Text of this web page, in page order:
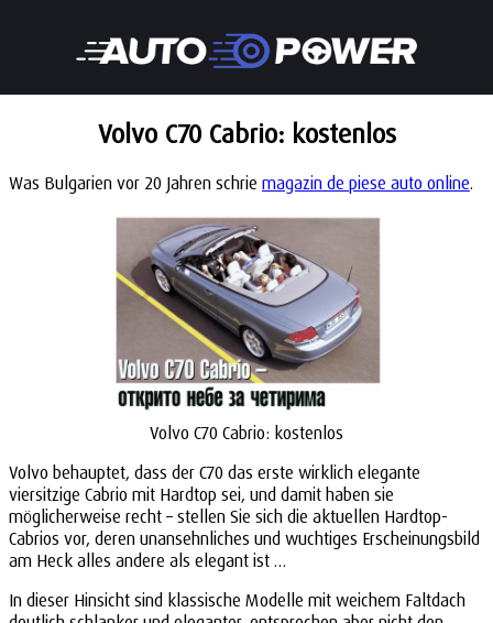
Volvo C70 Cabrio: kostenlos
Was Bulgarien vor 20 Jahren schrie magazin de piese auto online.
Volvo C70 Cabrio: kostenlos
Volvo behauptet, dass der C70 das erste wirklich elegante
viersitzige Cabrio mit Hardtop sei, und damit haben sie
möglicherweise recht – stellen Sie sich die aktuellen Hardtop-
Cabrios vor, deren unansehnliches und wuchtiges Erscheinungsbild
am Heck alles andere als elegant ist …
In dieser Hinsicht sind klassische Modelle mit weichem Faltdach